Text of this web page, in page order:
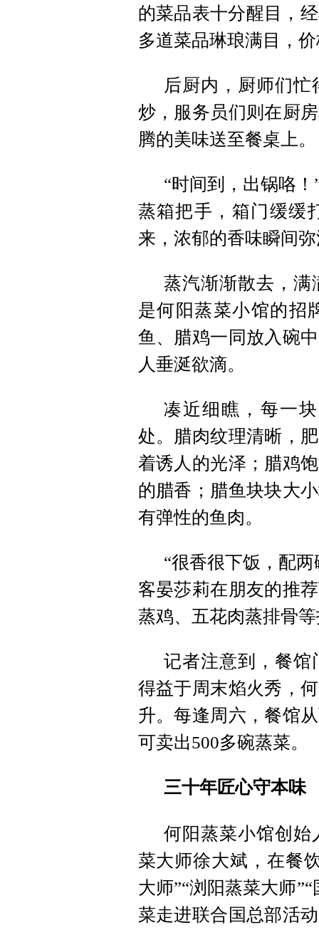
的菜品表十分醒目，
多道菜品琳琅满目，
后厨内，厨师们
炒，服务员们则在厨
腾的美味送至餐桌上。
“时间到，出锅咯
蒸箱把手，箱门缓缓
来，浓郁的香味瞬间
蒸汽渐渐散去，满
是何阳蒸菜小馆的
鱼、腊鸡一同放入碗
人垂涎欲滴。
凑近细瞧，每一
处。腊肉纹理清晰，
着诱人的光泽；腊鸡
的腊香；腊鱼块块大
有弹性的鱼肉。
“很香很下饭，配
客晏莎莉在朋友的推
蒸鸡、五花肉蒸排骨
记者注意到，餐馆
得益于周末焰火秀，
升。每逢周六，餐馆
可卖出500多碗蒸菜。
三十年匠心守本味
何阳蒸菜小馆创始
菜大师徐大斌，在餐
大师”“浏阳蒸菜大师
菜走进联合国总部活